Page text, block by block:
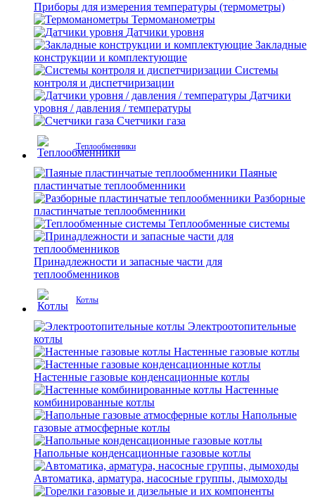
Приборы для измерения температуры (термометры)
Термоманометры
Датчики уровня
Закладные
конструкции и комплектующие
Системы
контроля и диспетчиризации
Датчики
уровня / давления / температуры
Счетчики газа
Теплообменники
Паяные
пластинчатые теплообменники
Разборные
пластинчатые теплообменники
Теплообменные системы
Принадлежности и запасные части для
теплообменников
Котлы
Электроотопительные
котлы
Настенные газовые котлы
Настенные газовые конденсационные котлы
Настенные
комбинированные котлы
Напольные
газовые атмосферные котлы
Напольные конденсационные газовые котлы
Автоматика, арматура, насосные группы, дымоходы